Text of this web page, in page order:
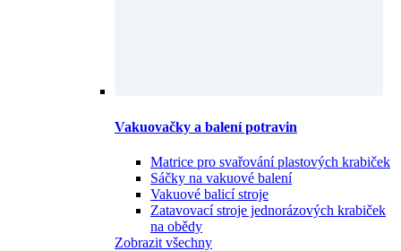
Vakuovačky a balení potravin
Matrice pro svařování plastových krabiček
Sáčky na vakuové balení
Vakuové balicí stroje
Zatavovací stroje jednorázových krabiček
na obědy
Zobrazit všechny